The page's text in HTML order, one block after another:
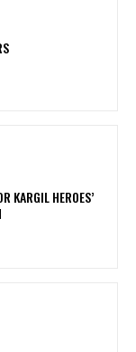
KARGIL HEROES’